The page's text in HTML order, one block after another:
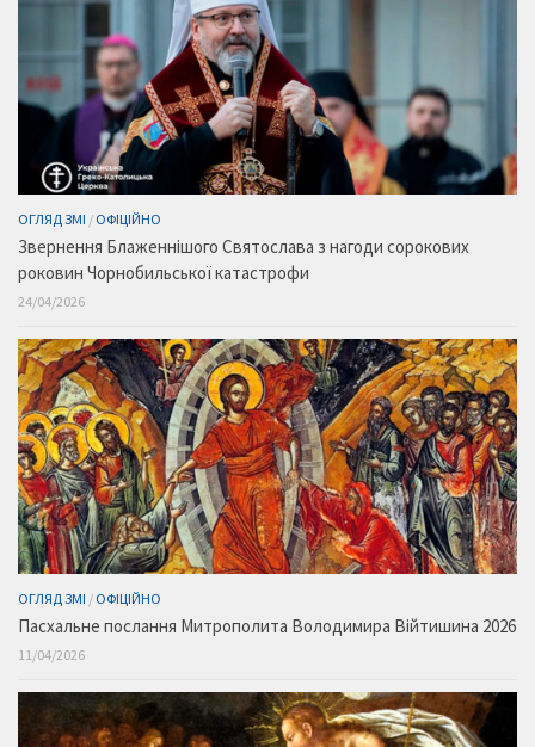
ОГЛЯД ЗМІ / ОФІЦІЙНО
Звернення Блаженнішого Святослава з нагоди сорокових
роковин Чорнобильської катастрофи
24/04/2026
ОГЛЯД ЗМІ / ОФІЦІЙНО
Пасхальне послання Митрополита Володимира Війтишина 2026
11/04/2026